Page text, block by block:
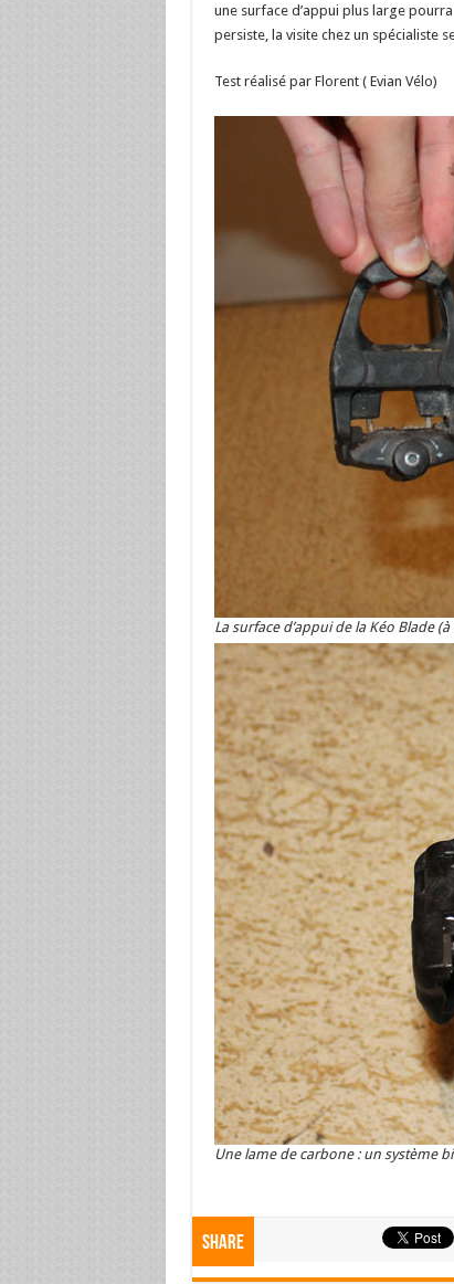
une surface d’appui plus large
persiste, la visite chez un spécialiste
Test réalisé par Florent ( Evian Vélo)
La surface d’appui de la Kéo Blade
Une lame de carbone : un système
Share